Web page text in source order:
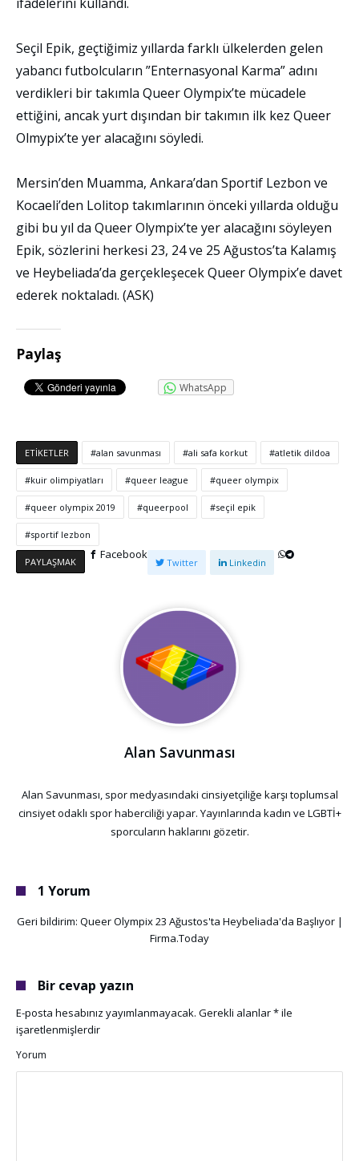
ifadelerini kullandı.
Seçil Epik, geçtiğimiz yıllarda farklı ülkelerden gelen
yabancı futbolcuların ”Enternasyonal Karma” adını
verdikleri bir takımla Queer Olympix’te mücadele
ettiğini, ancak yurt dışından bir takımın ilk kez Queer
Olmypix’te yer alacağını söyledi.
Mersin’den Muamma, Ankara’dan Sportif Lezbon ve
Kocaeli’den Lolitop takımlarının önceki yıllarda olduğu
gibi bu yıl da Queer Olympix’te yer alacağını söyleyen
Epik, sözlerini herkesi 23, 24 ve 25 Ağustos’ta Kalamış
ve Heybeliada’da gerçekleşecek Queer Olympix’e davet
ederek noktaladı. (ASK)
Paylaş
WhatsApp
ETIKETLER alan savunması ali safa korkut atletik dildoa
kuir olimpiyatları queer league queer olympix
queer olympix 2019 queerpool seçil epik
sportif lezbon
PAYLAŞMAK
Facebook
Twitter Linkedin
Alan Savunması
Alan Savunması, spor medyasındaki cinsiyetçiliğe karşı toplumsal
cinsiyet odaklı spor haberciliği yapar. Yayınlarında kadın ve LGBTİ+
sporcuların haklarını gözetir.
1 Yorum
Geri bildirim: Queer Olympix 23 Ağustos'ta Heybeliada'da Başlıyor |
Firma.Today
Bir cevap yazın
E-posta hesabınız yayımlanmayacak. Gerekli alanlar*ile
işaretlenmişlerdir
Yorum